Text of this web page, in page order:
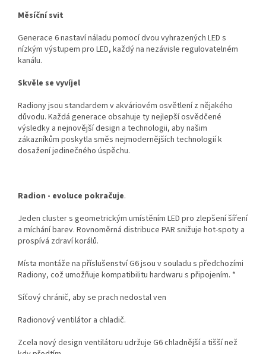
Měsíční svit
Generace 6 nastaví náladu pomocí dvou vyhrazených LED s
nízkým výstupem pro LED, každý na nezávisle regulovatelném
kanálu.
Skvěle se vyvíjel
Radiony jsou standardem v akváriovém osvětlení z nějakého
důvodu. Každá generace obsahuje ty nejlepší osvědčené
výsledky a nejnovější design a technologii, aby našim
zákazníkům poskytla směs nejmodernějších technologií k
dosažení jedinečného úspěchu.
Radion - evoluce pokračuje.
Jeden cluster s geometrickým umístěním LED pro zlepšení šíření
a míchání barev. Rovnoměrná distribuce PAR snižuje hot-spoty a
prospívá zdraví korálů.
Místa montáže na příslušenství G6 jsou v souladu s předchozími
Radiony, což umožňuje kompatibilitu hardwaru s připojením. *
Síťový chránič, aby se prach nedostal ven
Radionový ventilátor a chladič.
Zcela nový design ventilátoru udržuje G6 chladnější a tišší než